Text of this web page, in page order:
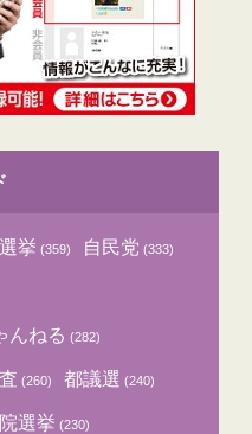
挙 (359) 自民党 (333)
んねる (282)
(260) 都議選 (240)
選挙 (230)